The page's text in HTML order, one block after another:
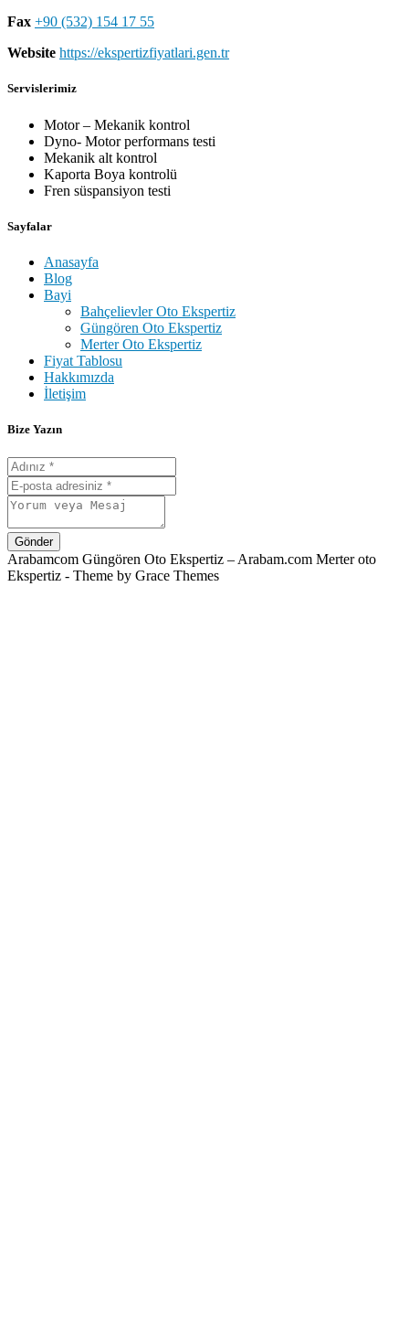
Fax +90 (532) 154 17 55
Website https://ekspertizfiyatlari.gen.tr
Servislerimiz
Motor – Mekanik kontrol
Dyno- Motor performans testi
Mekanik alt kontrol
Kaporta Boya kontrolü
Fren süspansiyon testi
Sayfalar
Anasayfa
Blog
Bayi
Bahçelievler Oto Ekspertiz
Güngören Oto Ekspertiz
Merter Oto Ekspertiz
Fiyat Tablosu
Hakkımızda
İletişim
Bize Yazın
Gönder
Arabamcom Güngören Oto Ekspertiz – Arabam.com Merter oto
Ekspertiz - Theme by Grace Themes